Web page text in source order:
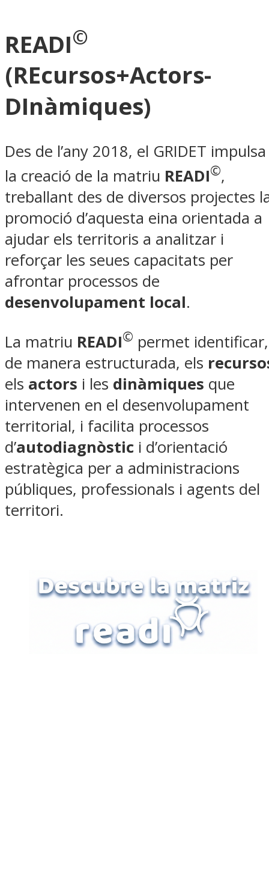
READI©
(REcursos+Actors-
DInàmiques)
Des de l’any 2018, el GRIDET impulsa
la creació de la matriu READI©,
treballant des de diversos projectes
promoció d’aquesta eina orientada a
ajudar els territoris a analitzar i
reforçar les seues capacitats per
afrontar processos de
desenvolupament local.
La matriu READI© permet identificar,
de manera estructurada, els
els actors i les dinàmiques que
intervenen en el desenvolupament
territorial, i facilita processos
d’autodiagnòstic i d’orientació
estratègica per a administracions
públiques, professionals i agents del
territori.